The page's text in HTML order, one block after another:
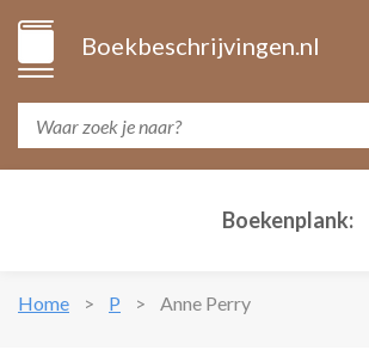
Boekbeschrijvingen.nl
Boekenplank:
Home P Anne Perry